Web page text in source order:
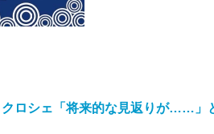
ロシェ「将来的な見返りが……」